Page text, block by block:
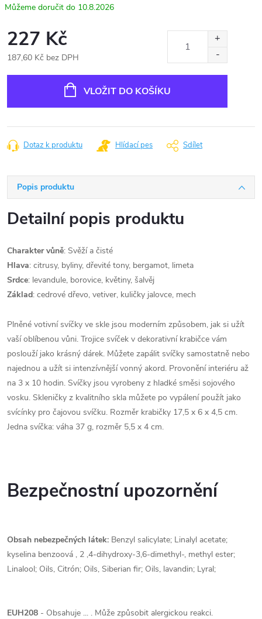
10.8.2026
227 Kč
187,60 Kč bez DPH
VLOŽIT DO KOŠÍKU
Dotaz k produktu Hlídací pes Sdílet
Popis produktu
Detailní popis produktu
Charakter vůně: Svěží a čisté
Hlava: citrusy, byliny, dřevité tony, bergamot, limeta
Srdce: levandule, borovice, květiny, šalvěj
Základ: cedrové dřevo, vetiver, kuličky jalovce, mech
Plněné votivní svíčky ve skle jsou moderním způsobem, jak si užít
vaší oblíbenou vůni. Trojice svíček v dekorativní krabičce vám
poslouží jako krásný dárek. Můžete zapálit svíčky samostatně nebo
najednou a užít si intenzívnější vonný akord. Provonění interiéru až
na 3 x 10 hodin. Svíčky jsou vyrobeny z hladké směsi sojového
vosku. Skleničky z kvalitního skla můžete po vypálení použít jako
svícínky pro čajovou svíčku. Rozměr krabičky 17,5 x 6 x 4,5 cm.
Jedna svíčka: váha 37 g, rozměr 5,5 x 4 cm.
Bezpečnostní upozornění
Obsah nebezpečných látek: Benzyl salicylate; Linalyl acetate;
kyselina benzoová , 2 ,4-dihydroxy-3,6-dimethyl-, methyl ester;
Linalool; Oils, Citrón; Oils, Siberian fir; Oils, lavandin; Lyral;
EUH208 - Obsahuje ... . Může způsobit alergickou reakci.